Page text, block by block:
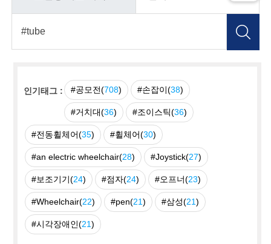
인기태그 : #공모전(708) #손잡이(38)
#거치대(36) #조이스틱(36)
#전동휠체어(35) #휠체어(30)
#an electric wheelchair(28) #Joystick(27)
#보조기기(24) #점자(24) #오프너(23)
#Wheelchair(22) #pen(21) #삼성(21)
#시각장애인(21)